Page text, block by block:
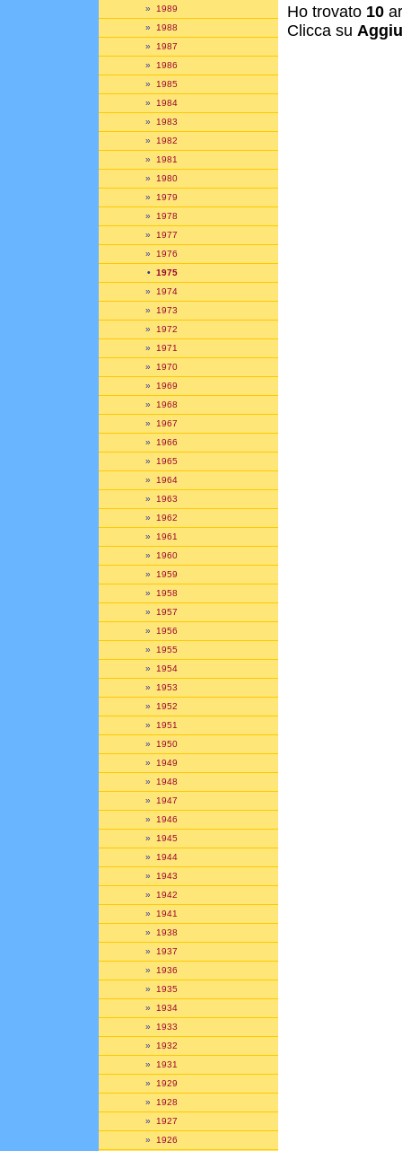
» 1989
» 1988
» 1987
» 1986
» 1985
» 1984
» 1983
» 1982
» 1981
» 1980
» 1979
» 1978
» 1977
» 1976
• 1975
» 1974
» 1973
» 1972
» 1971
» 1970
» 1969
» 1968
» 1967
» 1966
» 1965
» 1964
» 1963
» 1962
» 1961
» 1960
» 1959
» 1958
» 1957
» 1956
» 1955
» 1954
» 1953
» 1952
» 1951
» 1950
» 1949
» 1948
» 1947
» 1946
» 1945
» 1944
» 1943
» 1942
» 1941
» 1938
» 1937
» 1936
» 1935
» 1934
» 1933
» 1932
» 1931
» 1929
» 1928
» 1927
» 1926
Ho trovato 10
Clicca su